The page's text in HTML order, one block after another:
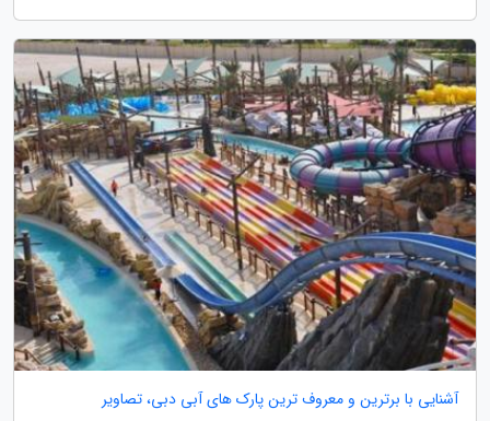
آشنایی با برترین و معروف ترین پارک های آبی دبی، تصاویر